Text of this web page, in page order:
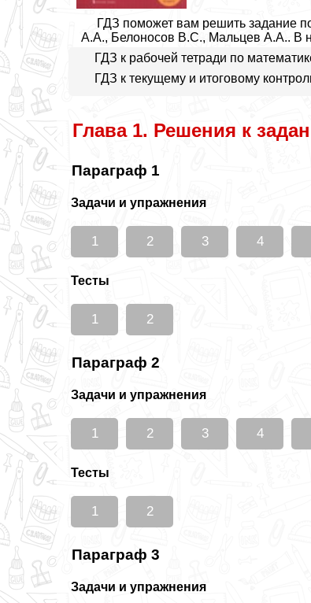
ГДЗ поможет вам решить задание
А.А., Белоносов В.С., Мальцев А.А.. В
ГДЗ к рабочей тетради по
ГДЗ к текущему и итоговому
Глава 1. Решения к
Параграф 1
Задачи и упражнения
1 2 3 4
Тесты
1 2
Параграф 2
Задачи и упражнения
1 2 3 4
Тесты
1 2
Параграф 3
Задачи и упражнения